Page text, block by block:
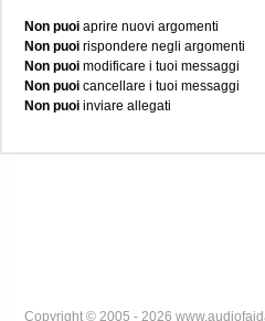
Non puoi aprire nuovi argomenti
Non puoi rispondere negli argomenti
Non puoi modificare i tuoi messaggi
Non puoi cancellare i tuoi messaggi
Non puoi inviare allegati
Copyright © 2005 - 2026